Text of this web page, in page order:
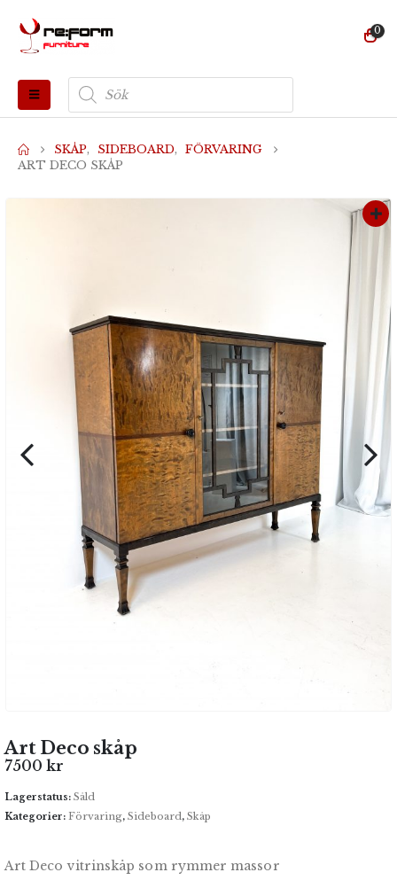
0
Produktsökning
SKÅP, SIDEBOARD, FÖRVARING
ART DECO SKÅP
Art Deco skåp
7500 kr
Lagerstatus: Såld
Kategorier: Förvaring, Sideboard, Skåp
Art Deco vitrinskåp som rymmer massor